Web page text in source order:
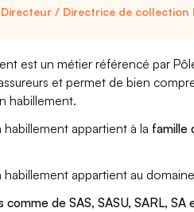
/ Directrice de collection
est un métier référencé par
et permet de bien
habillement.
appartient à la famille
appartient au
comme de SAS, SASU, SARL, SA